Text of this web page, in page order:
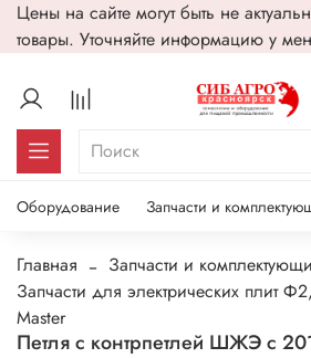
Цены на сайте могут быть не
товары. Уточняйте информацию у
Оборудование Запчасти и
Главная Запчасти и
Запчасти для электрических плит
Master
Петля с контрпетлей ШЖЭ с